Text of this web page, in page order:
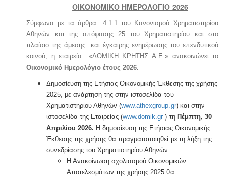
ΟΙΚΟΝΟΜΙΚΟ ΗΜΕΡΟΛΟΓΙΟ 2026
Σύμφωνα με τα άρθρα 4.1.1 του Κανονισμού Χρηματιστηρίου
Αθηνών και της απόφασης 25 του Χρηματιστηρίου και στο
πλαίσιο της άμεσης και έγκαιρης ενημέρωσης του επενδυτικού
κοινού, η εταιρεία «ΔΟΜΙΚΗ ΚΡΗΤΗΣ Α.Ε.» ανακοινώνει το
Οικονομικό Ημερολόγιο έτους 2026.
Δημοσίευση της Ετήσιας Οικονομικής Έκθεσης της χρήσης
2025, με ανάρτηση της στην ιστοσελίδα του
Χρηματιστηρίου Αθηνών (www.athexgroup.gr) και στην
ιστοσελίδα της Εταιρείας (www.domik.gr ) τη Πέμπτη, 30
Απριλίου 2026. Η δημοσίευση της Ετήσιας Οικονομικής
Έκθεσης της χρήσης θα πραγματοποιηθεί με τη λήξη της
συνεδρίασης του Χρηματιστηρίου Αθηνών.
Η Ανακοίνωση σχολιασμού Οικονομικών
Αποτελεσμάτων της χρήσης 2025 θα